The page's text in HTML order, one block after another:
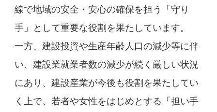
線で地域の安全・安心の確保を担う「守り
手」として重要な役割を果たしています。
一方、建設投資や生産年齢人口の減少等に伴
い、建設業就業者数の減少が続く厳しい状況
にあり、建設産業が今後も役割を果たしてい
く上で、若者や女性をはじめとする「担い手